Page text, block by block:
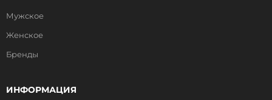
Мужское
Женское
Бренды
ИНФОРМАЦИЯ